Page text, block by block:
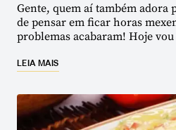
Gente, quem aí também adora
de pensar em ficar horas
problemas acabaram! Hoje
LEIA MAIS